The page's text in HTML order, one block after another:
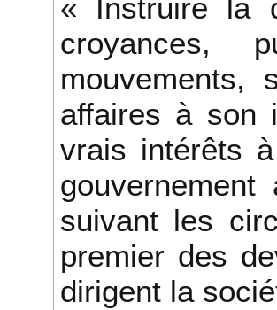
« Instruire la
croyances,
mouvements,
affaires à son
vrais intérêts
suivant les
premier des
dirigent la